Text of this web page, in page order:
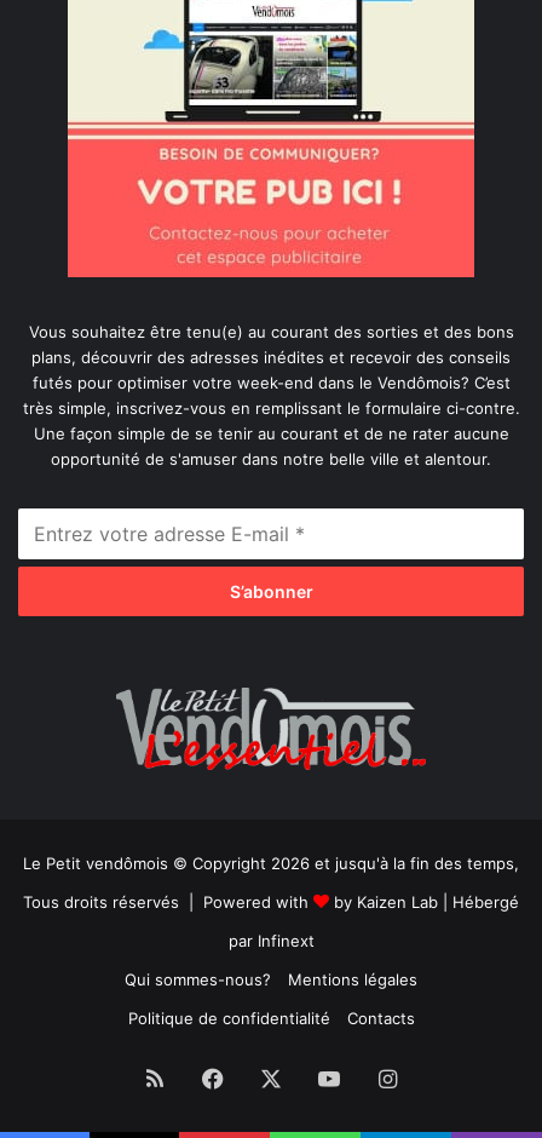
Vous souhaitez être tenu(e) au courant des sorties et des bons
plans, découvrir des adresses inédites et recevoir des conseils
futés pour optimiser votre week-end dans le Vendômois? C’est
très simple, inscrivez-vous en remplissant le formulaire ci-contre.
Une façon simple de se tenir au courant et de ne rater aucune
opportunité de s'amuser dans notre belle ville et alentour.
Le Petit vendômois © Copyright 2026 et jusqu'à la fin des temps,
Tous droits réservés | Powered with
by Kaizen Lab | Hébergé
par Infinext
Qui sommes-nous?
Mentions légales
Politique de confidentialité
Contacts
RSS Facebook YouTubeInstagram